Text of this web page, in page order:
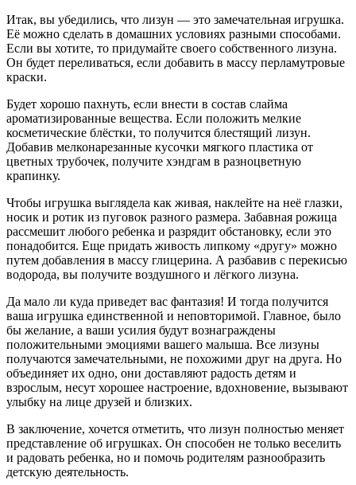
Итак, вы убедились, что лизун — это замечательная игрушка.
Её можно сделать в домашних условиях разными способами.
Если вы хотите, то придумайте своего собственного лизуна.
Он будет переливаться, если добавить в массу перламутровые
краски.
Будет хорошо пахнуть, если внести в состав слайма
ароматизированные вещества. Если положить мелкие
косметические блёстки, то получится блестящий лизун.
Добавив мелконарезанные кусочки мягкого пластика от
цветных трубочек, получите хэндгам в разноцветную
крапинку.
Чтобы игрушка выглядела как живая, наклейте на неё глазки,
носик и ротик из пуговок разного размера. Забавная рожица
рассмешит любого ребенка и разрядит обстановку, если это
понадобится. Еще придать живость липкому «другу» можно
путем добавления в массу глицерина. А разбавив с перекисью
водорода, вы получите воздушного и лёгкого лизуна.
Да мало ли куда приведет вас фантазия! И тогда получится
ваша игрушка единственной и неповторимой. Главное, было
бы желание, а ваши усилия будут вознаграждены
положительными эмоциями вашего малыша. Все лизуны
получаются замечательными, не похожими друг на друга. Но
объединяет их одно, они доставляют радость детям и
взрослым, несут хорошее настроение, вдохновение, вызывают
улыбку на лице друзей и близких.
В заключение, хочется отметить, что лизун полностью меняет
представление об игрушках. Он способен не только веселить
и радовать ребенка, но и помочь родителям разнообразить
детскую деятельность.